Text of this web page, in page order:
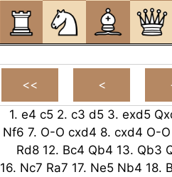
1. e4 c5 2. c3 d5 3. exd5
Nf6 7. O-O cxd4 8. cxd4 O-O
Rd8 12. Bc4 Qb4 13. Qb3
16. Nc7 Ra7 17. Ne5 Nb4 18.